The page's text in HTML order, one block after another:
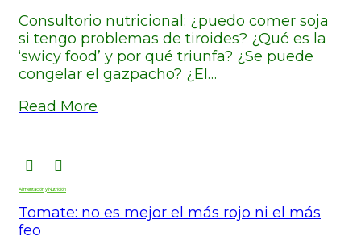
Consultorio nutricional: ¿puedo comer soja
si tengo problemas de tiroides? ¿Qué es la
‘swicy food’ y por qué triunfa? ¿Se puede
congelar el gazpacho? ¿El…
Read More
Alimentación y Nutrición
Tomate: no es mejor el más rojo ni el más
feo